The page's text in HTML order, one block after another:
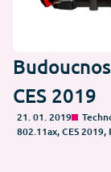
CES 2019
21. 01. 2019
802.11ax,CES 2019,